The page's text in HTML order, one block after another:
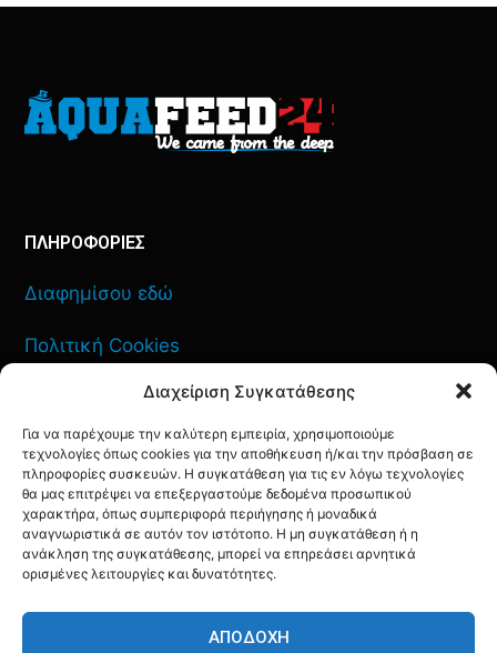
Διαχείριση Συγκατάθεσης
Για να παρέχουμε την καλύτερη εμπειρία, χρησιμοποιούμε
τεχνολογίες όπως cookies για την αποθήκευση ή/και την πρόσβαση σε
πληροφορίες συσκευών. Η συγκατάθεση για τις εν λόγω τεχνολογίες
θα μας επιτρέψει να επεξεργαστούμε δεδομένα προσωπικού
χαρακτήρα, όπως συμπεριφορά περιήγησης ή μοναδικά
αναγνωριστικά σε αυτόν τον ιστότοπο. Η μη συγκατάθεση ή η
ανάκληση της συγκατάθεσης, μπορεί να επηρεάσει αρνητικά
ορισμένες λειτουργίες και δυνατότητες.
ΑΠΟΔΟΧΉ
ΠΛΗΡΟΦΟΡΙΕΣ
Διαφημίσου εδώ
Πολιτική Cookies
Πολιτική Απορρήτου
ΕΠΙΚΟΙΝΩΝΙΑ
YOUTUBE